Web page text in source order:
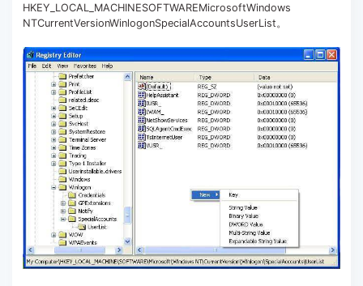
HKEY_LOCAL_MACHINESOFTWAREMicrosoftWindows
NTCurrentVersionWinlogonSpecialAccountsUserList。